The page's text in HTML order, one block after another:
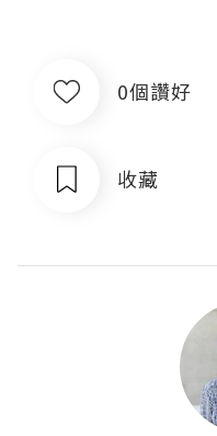
0個讚好
收藏